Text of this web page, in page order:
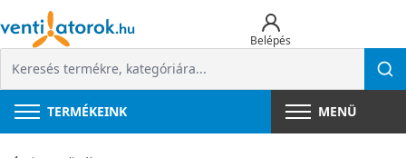
Belépés
TERMÉKEINK MENÜ